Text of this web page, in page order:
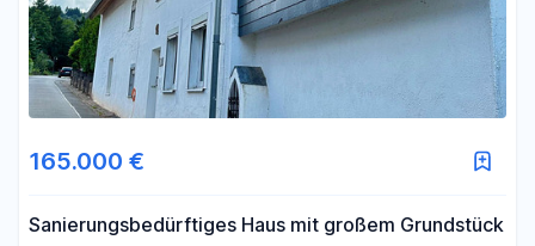
165.000 €
Sanierungsbedürftiges Haus mit großem Grundstück